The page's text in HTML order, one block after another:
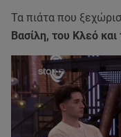
Τα πιάτα που
Βασίλη, του Κλεό